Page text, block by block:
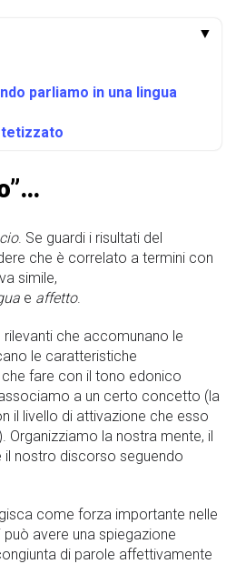
▼
parliamo in una lingua
. Se guardi i risultati del
che è correlato a termini con
simile,
e affetto.
rilevanti che accomunano le
le caratteristiche
fare con il tono edonico
a un certo concetto (la
il livello di attivazione che esso
Organizziamo la nostra mente, il
nostro discorso seguendo
come forza importante nelle
avere una spiegazione
di parole affettivamente